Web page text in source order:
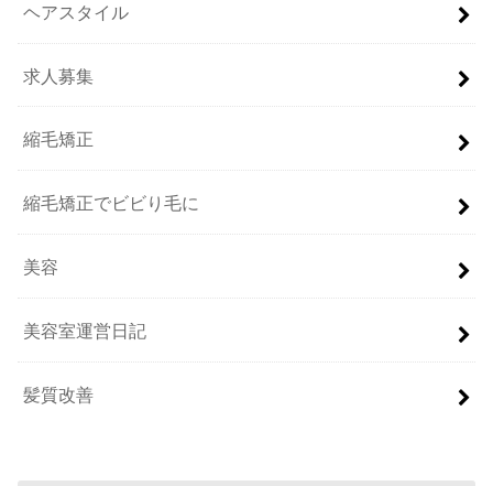
ヘアスタイル
求人募集
縮毛矯正
縮毛矯正でビビり毛に
美容
美容室運営日記
髪質改善